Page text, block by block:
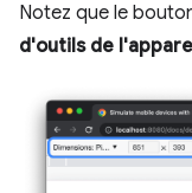
Notez que le
d'outils de